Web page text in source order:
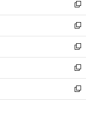
く
で
開
く
ド
ウ
で
開
く
ィ
ン
ド
ウ
で
開
く
い
ウ
ィ
ン
ド
ウ
で
開
く
新
し
い
ウ
ィ
ン
ド
ウ
で
開
新
し
い
ウ
ィ
ン
ド
ウ
新
し
い
ウ
ィ
ン
新
し
い
ウ
新
し